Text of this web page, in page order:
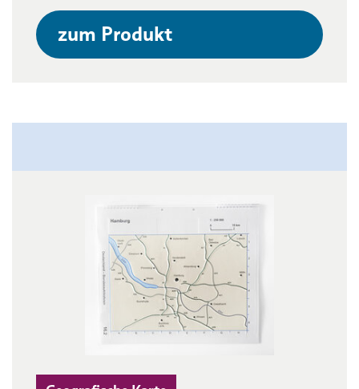
zum Produkt